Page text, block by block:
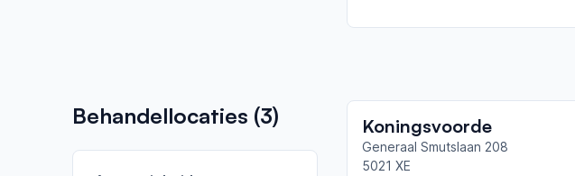
Behandellocaties (3) Koningsvoorde
Generaal Smutslaan 208
5021 XE